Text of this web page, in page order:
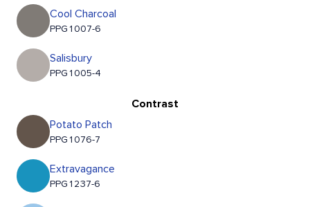
Cool Charcoal
PPG1007-6
Salisbury
PPG1005-4
Contrast
Potato Patch
PPG1076-7
Extravagance
PPG1237-6